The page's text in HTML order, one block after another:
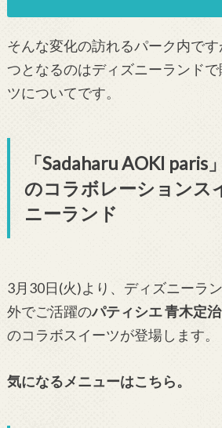
そんな変化の訪れるパーク内で
つとなるのはディズニーランド
ツについてです。
「Sadaharu AOKI
のコラボレーションス
ニーランド
3月30日(火)より、ディズニーラ
外でご活躍のパティシエ 青木定
のコラボスイーツが登場します。
気になるメニューはこちら。